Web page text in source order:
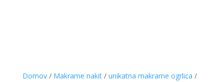
Domov/ Makrame nakit/ unikatna makrame ogrlica /